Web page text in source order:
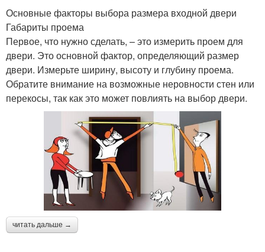
Основные факторы выбора размера входной двери
Габариты проема
Первое, что нужно сделать, – это измерить проем для
двери. Это основной фактор, определяющий размер
двери. Измерьте ширину, высоту и глубину проема.
Обратите внимание на возможные неровности стен или
перекосы, так как это может повлиять на выбор двери.
читать дальше →